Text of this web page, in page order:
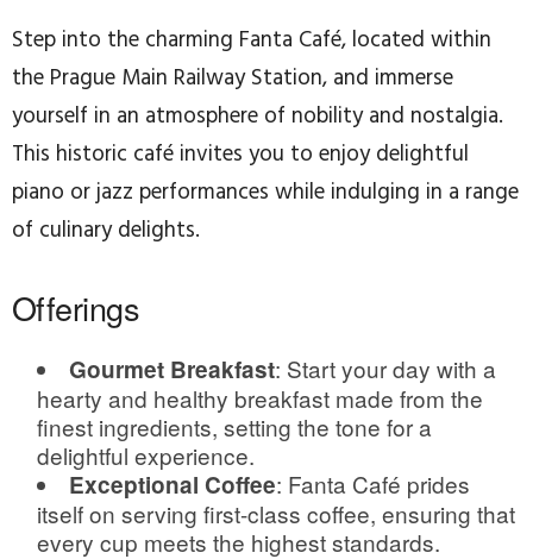
Step into the charming Fanta Café, located within
the Prague Main Railway Station, and immerse
yourself in an atmosphere of nobility and nostalgia.
This historic café invites you to enjoy delightful
piano or jazz performances while indulging in a range
of culinary delights.
Offerings
Gourmet Breakfast: Start your day with a
hearty and healthy breakfast made from the
finest ingredients, setting the tone for a
delightful experience.
Exceptional Coffee: Fanta Café prides
itself on serving first-class coffee, ensuring that
every cup meets the highest standards.